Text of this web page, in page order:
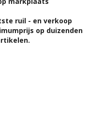
ruil - en verkoop
op duizenden